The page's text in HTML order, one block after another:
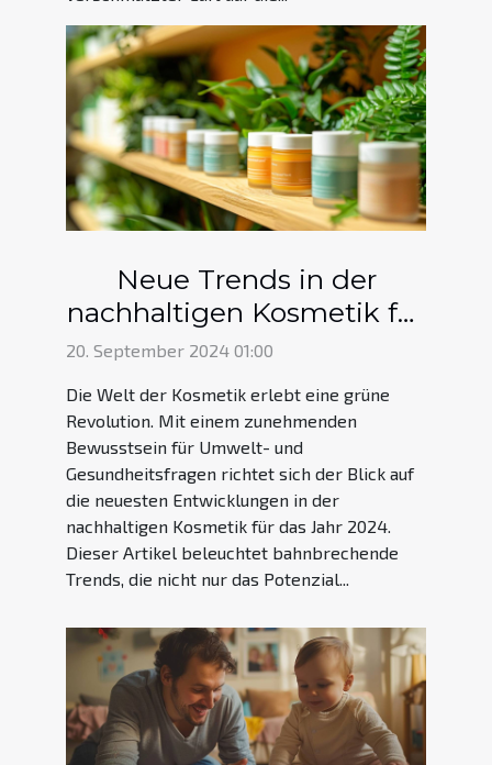
Neue Trends in der
nachhaltigen Kosmetik für
2024
20. September 2024 01:00
Die Welt der Kosmetik erlebt eine grüne
Revolution. Mit einem zunehmenden
Bewusstsein für Umwelt- und
Gesundheitsfragen richtet sich der Blick auf
die neuesten Entwicklungen in der
nachhaltigen Kosmetik für das Jahr 2024.
Dieser Artikel beleuchtet bahnbrechende
Trends, die nicht nur das Potenzial...